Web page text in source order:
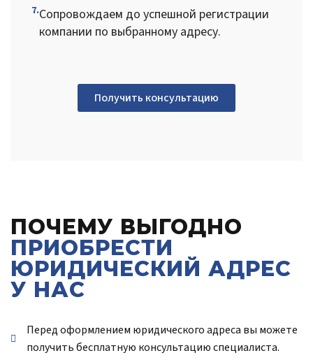
7.Сопровождаем до успешной регистрации
компании по выбранному адресу.
Получить консультацию
ПОЧЕМУ ВЫГОДНО
ПРИОБРЕСТИ
ЮРИДИЧЕСКИЙ АДРЕС
У НАС
Перед оформлением юридического адреса вы можете
получить бесплатную консультацию специалиста.